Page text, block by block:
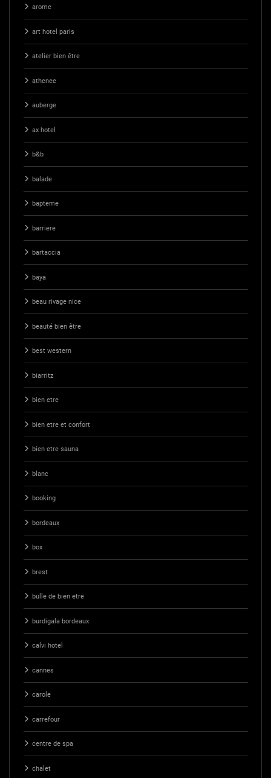
arome
art hotel paris
atelier bien être
athenee
auberge
ax hotel
b&b
balade
bapteme
barriere
bartaccia
baya
beau rivage nice
beauté bien être
best western
biarritz
bien etre
bien etre et confort
bien etre sauna
blanc
booking
bordeaux
box
brest
bulle de bien etre
burdigala bordeaux
calvi hotel
cannes
carole
carrefour
centre de spa
chalet